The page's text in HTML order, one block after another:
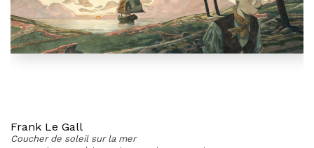
Frank Le Gall
Coucher de soleil sur la mer